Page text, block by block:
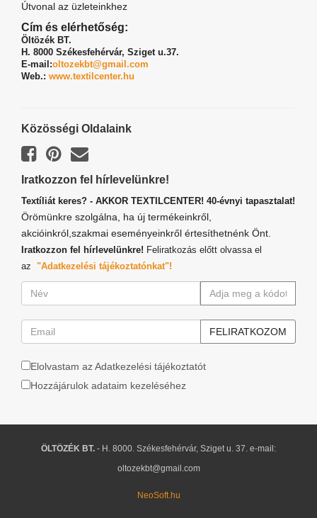
Útvonal az üzleteinkhez
Cím és elérhetőség:
Öltözék BT.
H. 8000 Székesfehérvár, Sziget u.37.
E-mail:oltozekbt@gmail.com
Web.: www.textilcenter.hu
Közösségi Oldalaink
Iratkozzon fel hírlevelünkre!
Textíliát keres? - AKKOR TEXTILCENTER! 40-évnyi tapasztalat!
Örömünkre szolgálna, ha új termékeinkről,
akcióinkról,szakmai eseményeinkről értesíthetnénk Önt.
Iratkozzon fel hírlevelünkre! Feliratkozás előtt olvassa el
az "Adatkezelési tájékoztatónkat"!
Elolvastam az Adatkezelési tájékoztatót
Hozzájárulok adataim kezeléséhez
ÖLTÖZÉK BT. - H. 8000. Székesfehérvár, Sziget u. 37. e-mail:
oltozekbt@gmail.com
NeoSoft.hu